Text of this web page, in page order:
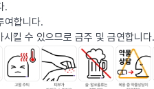
.
여합니다.
킬 수 있으므로 금주 및 금연합니다.